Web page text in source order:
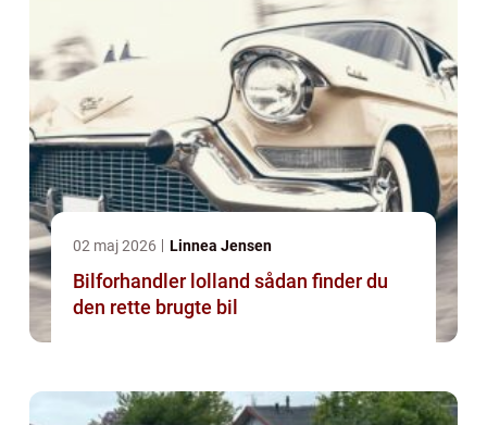
02 maj 2026 Linnea Jensen
Bilforhandler lolland sådan finder du
den rette brugte bil